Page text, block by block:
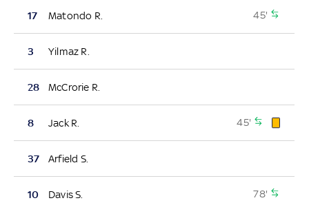
17 Matondo R. 45'
3 Yilmaz R.
28 McCrorie R.
8 Jack R. 45'
37 Arfield S.
10 Davis S. 78'